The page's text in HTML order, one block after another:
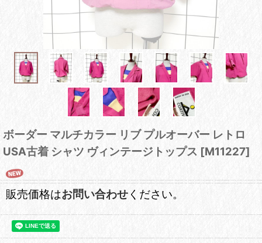
ボーダー マルチカラー リブ プルオーバー レトロ
USA古着 シャツ ヴィンテージトップス [M11227]
販売価格はお問い合わせ ください。